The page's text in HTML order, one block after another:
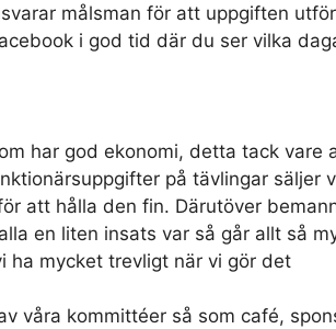
målsman för att uppgiften
i god tid där du ser vilka
har god ekonomi, detta tack vare
på tävlingar säljer
att hålla den fin. Därutöver
en liten insats var så går allt så
ha mycket trevligt när vi gör det
våra kommittéer så som café,